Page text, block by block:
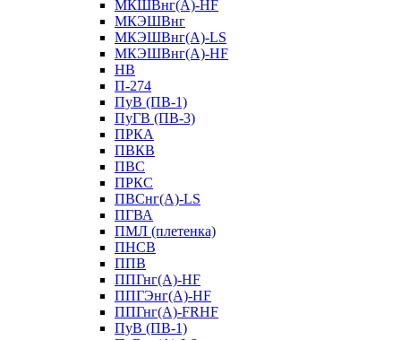
МКШВнг(А)-HF
МКЭШВнг
МКЭШВнг(А)-LS
МКЭШВнг(А)-HF
НВ
П-274
ПуВ (ПВ-1)
ПуГВ (ПВ-3)
ПРКА
ПВКВ
ПВС
ПРКС
ПВСнг(А)-LS
ПГВА
ПМЛ (плетенка)
ПНСВ
ППВ
ППГнг(А)-HF
ППГЭнг(А)-HF
ППГнг(А)-FRHF
ПуВ (ПВ-1)